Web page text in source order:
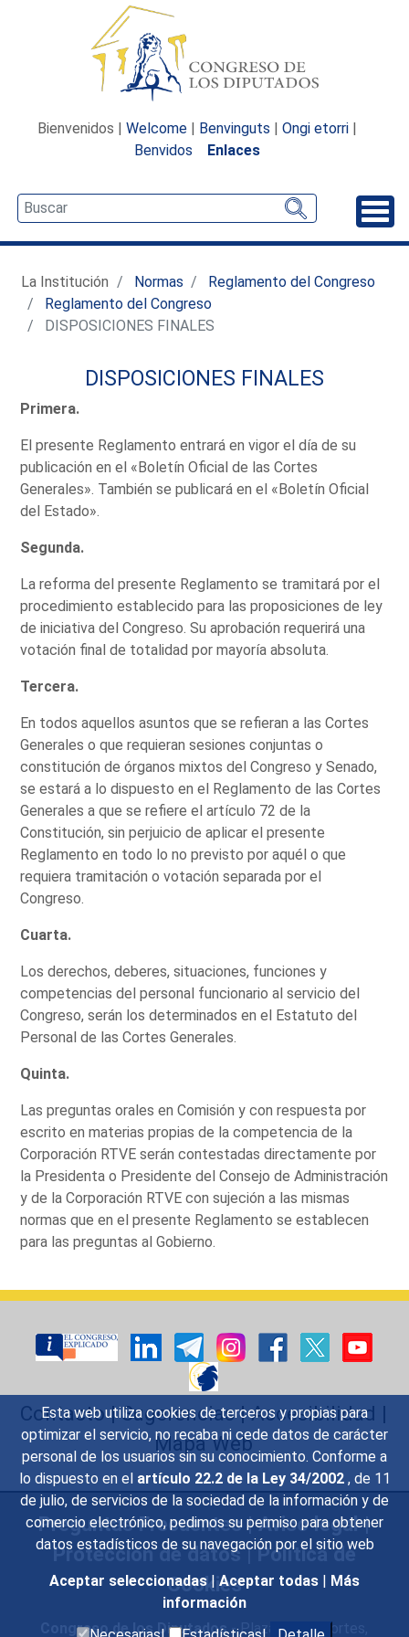
Esta web utiliza cookies de terceros y propias para
optimizar el servicio, no recaba ni cede datos de carácter
personal de los usuarios sin su conocimiento. Conforme a
lo dispuesto en el artículo 22.2 de la Ley 34/2002 , de 11
de julio, de servicios de la sociedad de la información y de
comercio electrónico, pedimos su permiso para obtener
datos estadísticos de su navegación por el sitio web
Aceptar seleccionadas | Aceptar todas | Más
información
Bienvenidos | Welcome | Benvinguts | Ongi etorri |
Benvidos
Enlaces
La Institución Normas
Reglamento del Congreso
Reglamento del Congreso
DISPOSICIONES FINALES
DISPOSICIONES FINALES
Primera.
El presente Reglamento entrará en vigor el día de su
publicación en el «Boletín Oficial de las Cortes
Generales». También se publicará en el «Boletín Oficial
del Estado».
Segunda.
La reforma del presente Reglamento se tramitará por el
procedimiento establecido para las proposiciones de ley
de iniciativa del Congreso. Su aprobación requerirá una
votación final de totalidad por mayoría absoluta.
Tercera.
En todos aquellos asuntos que se refieran a las Cortes
Generales o que requieran sesiones conjuntas o
constitución de órganos mixtos del Congreso y Senado,
se estará a lo dispuesto en el Reglamento de las Cortes
Generales a que se refiere el artículo 72 de la
Constitución, sin perjuicio de aplicar el presente
Reglamento en todo lo no previsto por aquél o que
requiera tramitación o votación separada por el
Congreso.
Cuarta.
Los derechos, deberes, situaciones, funciones y
competencias del personal funcionario al servicio del
Congreso, serán los determinados en el Estatuto del
Personal de las Cortes Generales.
Quinta.
Las preguntas orales en Comisión y con respuesta por
escrito en materias propias de la competencia de la
Corporación RTVE serán contestadas directamente por
la Presidenta o Presidente del Consejo de Administración
y de la Corporación RTVE con sujeción a las mismas
normas que en el presente Reglamento se establecen
para las preguntas al Gobierno.
Contacto|Sugerencias|Accesibilidad |
Mapa Web
Preguntas Frecuentes|Aviso legal|
Protección de datos|Política de
Cookies
Congreso de los Diputados- Plaza de las Cortes,